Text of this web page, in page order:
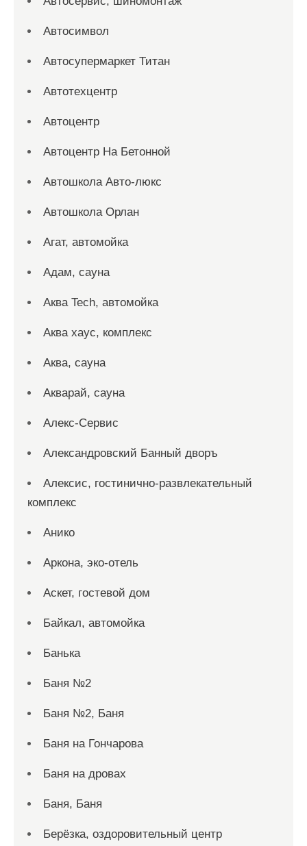
Автосимвол
Автосупермаркет Титан
Автотехцентр
Автоцентр
Автоцентр На Бетонной
Автошкола Авто-люкс
Автошкола Орлан
Агат, автомойка
Адам, сауна
Аква Tech, автомойка
Аква хаус, комплекс
Аква, сауна
Акварай, сауна
Алекс-Сервис
Александровский Банный дворъ
Алексис, гостинично-развлекательный
комплекс
Анико
Аркона, эко-отель
Аскет, гостевой дом
Байкал, автомойка
Банька
Баня №2
Баня №2, Баня
Баня на Гончарова
Баня на дровах
Баня, Баня
Берёзка, оздоровительный центр